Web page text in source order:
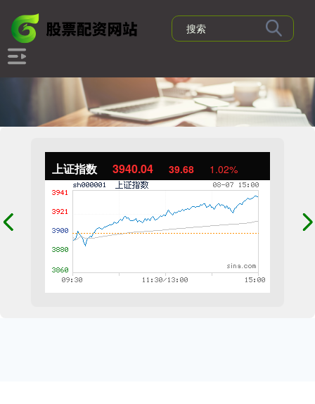
上证指数 3940.04 39.68 1.02%